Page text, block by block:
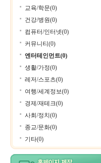
교육/학문(0)
건강/병원(0)
컴퓨터/인터넷(0)
커뮤니티(0)
엔터테인먼트(0)
생활/가정(0)
레저/스포츠(0)
여행/세계정보(0)
경제/재테크(0)
사회/정치(0)
종교/문화(0)
기타(0)